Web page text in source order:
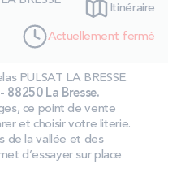
Itinéraire
Actuellement fermé
PULSAT LA BRESSE.
88250 La Bresse.
ce point de vente
et choisir votre literie.
de la vallée et des
d’essayer sur place